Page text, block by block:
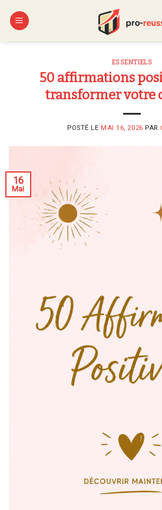
ESSENTIELS
50 affirmations
transformer votre
POSTÉ LE MAI 16, 2026 PAR
16
Mai